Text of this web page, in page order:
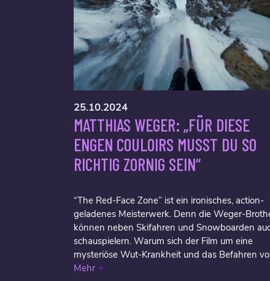
25.10.2024
MATTHIAS WEGER: „FÜR DIESE
ENGEN COULOIRS MUSST DU SO
RICHTIG ZORNIG SEIN“
“The Red-Face Zone” ist ein ironisches, action-
geladenes Meisterwerk. Denn die Weger-
können neben Skifahren und Snowboarden
schauspielern. Warum sich der Film um eine
mysteriöse Wut-Krankheit und das Befahren
Mehr